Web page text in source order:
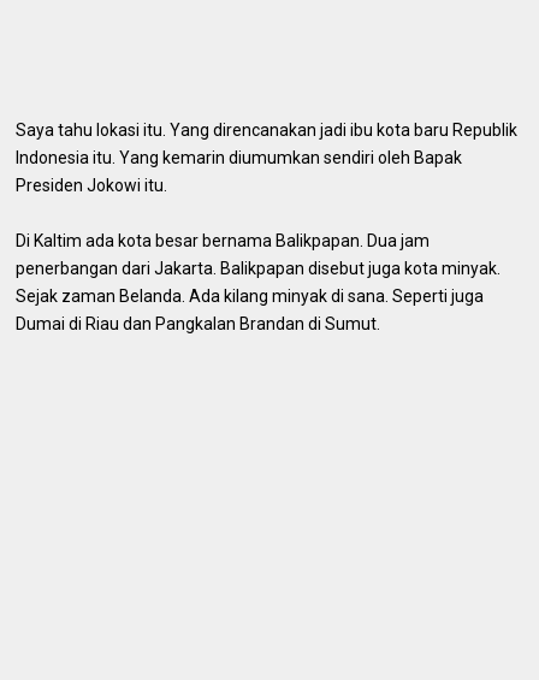
Saya tahu lokasi itu. Yang direncanakan jadi ibu kota baru Republik
Indonesia itu. Yang kemarin diumumkan sendiri oleh Bapak
Presiden Jokowi itu.
Di Kaltim ada kota besar bernama Balikpapan. Dua jam
penerbangan dari Jakarta. Balikpapan disebut juga kota minyak.
Sejak zaman Belanda. Ada kilang minyak di sana. Seperti juga
Dumai di Riau dan Pangkalan Brandan di Sumut.